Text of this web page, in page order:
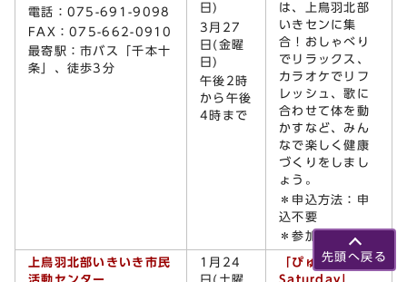
電話：075-691-9098
FAX：075-662-0910
最寄駅：市バス「千本十
条」、徒歩3分
日)
3月27
日(金曜
日)
午後2時
から午後
4時まで
は、上鳥羽北部
いきセンに集
合！おしゃべり
でリラックス、
カラオケでリフ
レッシュ、歌に
合わせて体を動
かすなど、みん
なで楽しく健康
づくりをしまし
ょう。
＊申込方法：申
込不要
＊参加費：無料
上鳥羽北部いきいき市民
1月24
「ぴゅーぴる先頭へ戻る